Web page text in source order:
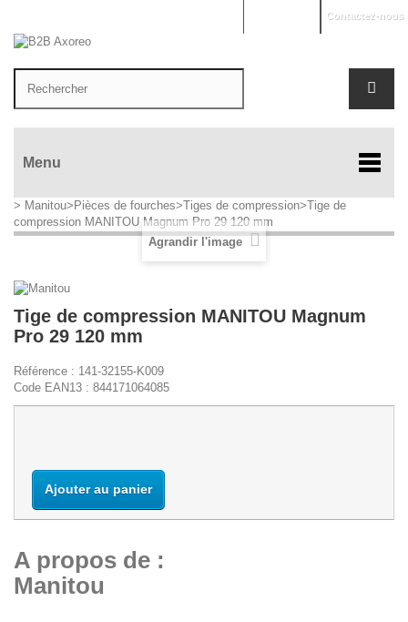
Contactez-nous
Menu
> Manitou> Pièces de fourches>Tiges de compression>Tige de
compression MANITOU Magnum Pro 29 120 mm
Agrandir l'image
Tige de compression MANITOU Magnum
Pro 29 120 mm
Référence : 141-32155-K009
Code EAN13 : 844171064085
Ajouter au panier
A propos de :
Manitou